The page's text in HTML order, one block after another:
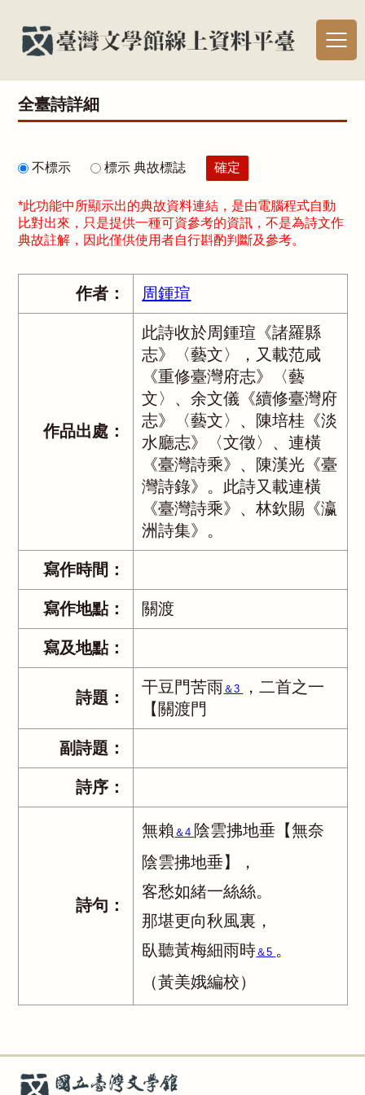
全臺詩詳細
不標示 標示 典故標誌
*此功能中所顯示出的典故資料連結，是由電腦程式自動
比對出來，只是提供一種可資參考的資訊，不是為詩文作
典故註解，因此僅供使用者自行斟酌判斷及參考。
作者： 周鍾瑄
作品出處：
此詩收於周鍾瑄《諸羅縣
志》〈藝文〉，又載范咸
《重修臺灣府志》〈藝
文〉、余文儀《續修臺灣府
志》〈藝文〉、陳培桂《淡
水廳志》〈文徵〉、連橫
《臺灣詩乘》、陳漢光《臺
灣詩錄》。此詩又載連橫
《臺灣詩乘》、林欽賜《瀛
洲詩集》。
寫作時間：
寫作地點： 關渡
寫及地點：
詩題：
干豆門苦雨＆3
，二首之一
【關渡門
副詩題：
詩序：
詩句：
無賴 ＆4 陰雲拂地垂【無奈
陰雲拂地垂】，
客愁如緒一絲絲。
那堪更向秋風裏，
臥聽黃梅細雨時＆5 。
（黃美娥編校）